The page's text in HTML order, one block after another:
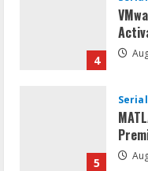
4
5